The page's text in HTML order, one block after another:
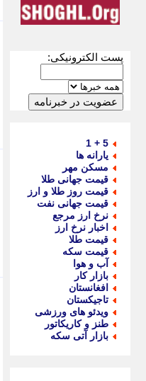
پست الکترونیکی:
5 + 1
یارانه ها
مسکن مهر
قیمت جهانی طلا
قیمت روز طلا و ارز
قیمت جهانی نفت
نرخ ارز مرجع
اخبار نرخ ارز
قیمت طلا
قیمت سکه
آب و هوا
بازار کار
افغانستان
تاجیکستان
ویدئو های ورزشی
طنز و کاریکاتور
بازار آتی سکه